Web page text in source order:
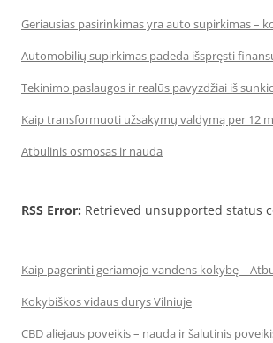
Geriausias pasirinkimas yra auto supirkimas –
Automobilių supirkimas padeda išspręsti
Tekinimo paslaugos ir realūs pavyzdžiai iš
Kaip transformuoti užsakymų valdymą per 12
Atbulinis osmosas ir nauda
RSS Error: Retrieved unsupported status
Kaip pagerinti geriamojo vandens kokybę –
Kokybiškos vidaus durys Vilniuje
CBD aliejaus poveikis – nauda ir šalutinis